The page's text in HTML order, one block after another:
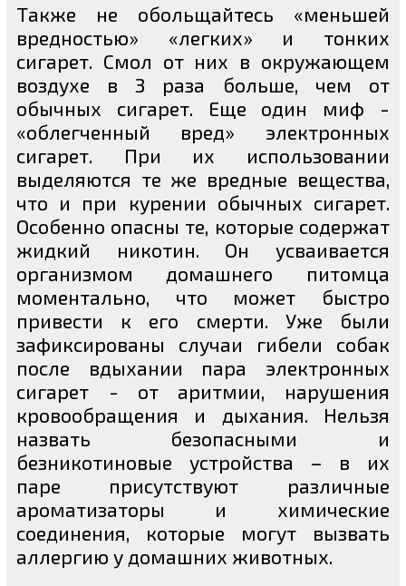
Также не обольщайтесь «меньшей
вредностью» «легких» и тонких
сигарет. Смол от них в окружающем
воздухе в 3 раза больше, чем от
обычных сигарет. Еще один миф -
«облегченный вред» электронных
сигарет. При их использовании
выделяются те же вредные вещества,
что и при курении обычных сигарет.
Особенно опасны те, которые содержат
жидкий никотин. Он усваивается
организмом домашнего питомца
моментально, что может быстро
привести к его смерти. Уже были
зафиксированы случаи гибели собак
после вдыхании пара электронных
сигарет - от аритмии, нарушения
кровообращения и дыхания. Нельзя
назвать безопасными и
безникотиновые устройства – в их
паре присутствуют различные
ароматизаторы и химические
соединения, которые могут вызвать
аллергию у домашних животных.